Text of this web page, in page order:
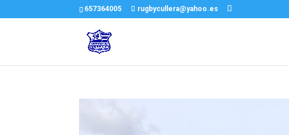
657364005 rugbycullera@yahoo.es